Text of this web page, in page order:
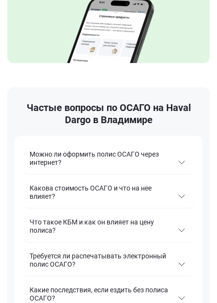
Частые вопросы по ОСАГО на Haval
Dargo в Владимире
Можно ли оформить полис ОСАГО через
интернет?
Какова стоимость ОСАГО и что на нее
влияет?
Что такое КБМ и как он влияет на цену
полиса?
Требуется ли распечатывать электронный
полис ОСАГО?
Какие последствия, если ездить без полиса
ОСАГО?